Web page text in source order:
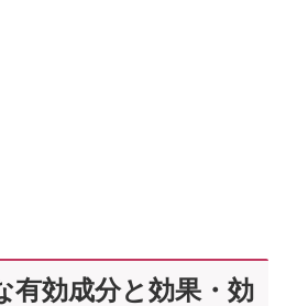
有効成分と効果・効